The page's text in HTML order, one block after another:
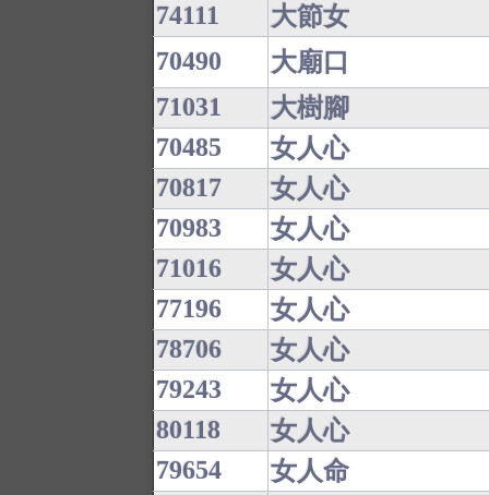
74111
大節女
70490
大廟口
71031
大樹腳
70485
女人心
70817
女人心
70983
女人心
71016
女人心
77196
女人心
78706
女人心
79243
女人心
80118
女人心
79654
女人命